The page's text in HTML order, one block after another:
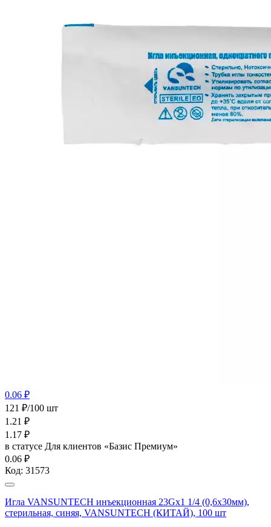
0.06 ₽
121 ₽/100 шт
1.21 ₽
1.17 ₽
в статусе Для клиентов «Базис Премиум»
0.06 ₽
Код: 31573
Игла VANSUNTECH инъекционная 23Gх1 1/4 (0,6х30мм),
стерильная, синяя, VANSUNTECH (КИТАЙ), 100 шт